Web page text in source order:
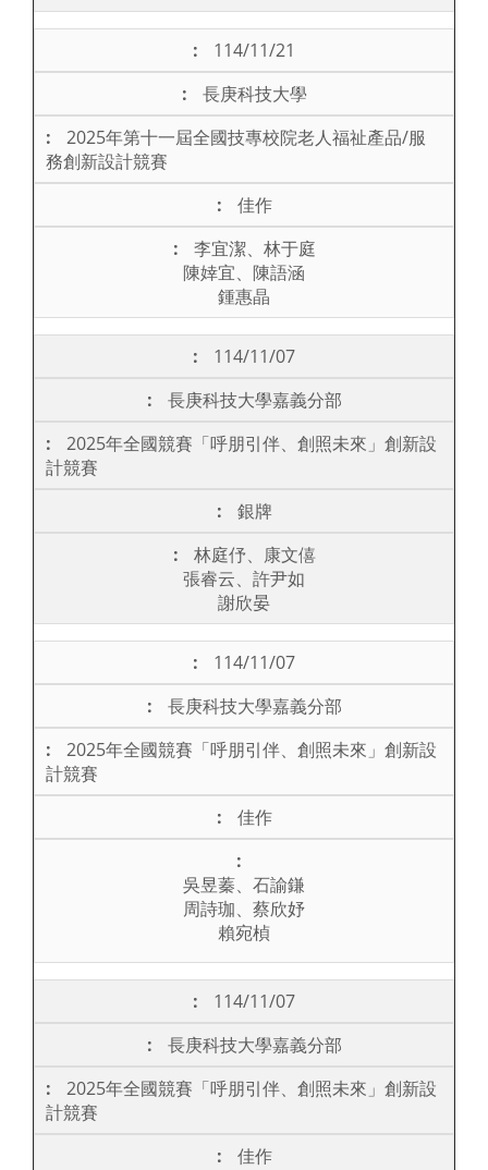
114/11/21
長庚科技大學
2025年第十一屆全國技專校院老人福祉產品/服
務創新設計競賽
佳作
李宜潔、林于庭
陳婞宜、陳語涵
鍾惠晶
114/11/07
長庚科技大學嘉義分部
2025年全國競賽「呼朋引伴、創照未來」創新設
計競賽
銀牌
林庭伃、康文僖
張睿云、許尹如
謝欣晏
114/11/07
長庚科技大學嘉義分部
2025年全國競賽「呼朋引伴、創照未來」創新設
計競賽
佳作
吳昱蓁、石諭鎌
周詩珈、蔡欣妤
賴宛楨
114/11/07
長庚科技大學嘉義分部
2025年全國競賽「呼朋引伴、創照未來」創新設
計競賽
佳作